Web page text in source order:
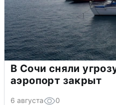
В Сочи сняли
аэропорт закрыт
6 августа 0